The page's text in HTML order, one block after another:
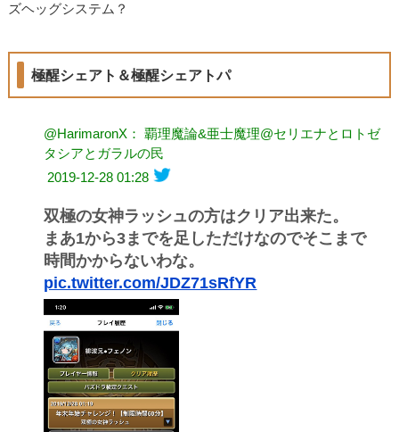
ズヘッグシステム？
極醒シェアト＆極醒シェアトパ
@HarimaronX： 覇理魔論&亜士魔理@セリエナとロトゼ
タシアとガラルの民
2019-12-28 01:28
双極の女神ラッシュの方はクリア出来た。
まあ1から3までを足しただけなのでそこまで
時間かからないわな。
pic.twitter.com/JDZ71sRfYR